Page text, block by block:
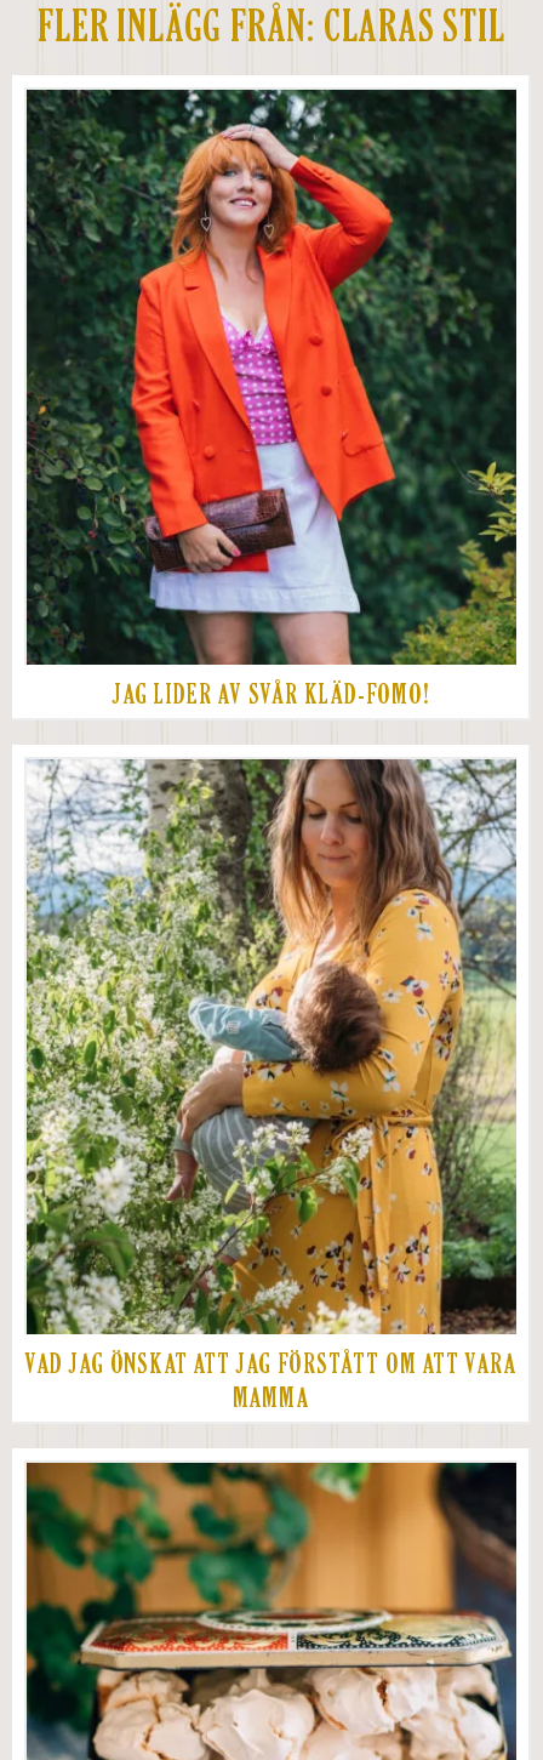
FLER INLÄGG FRÅN: CLARAS STIL
JAG LIDER AV SVÅR KLÄD-FOMO!
VAD JAG ÖNSKAT ATT JAG FÖRSTÅTT OM ATT VARA
MAMMA